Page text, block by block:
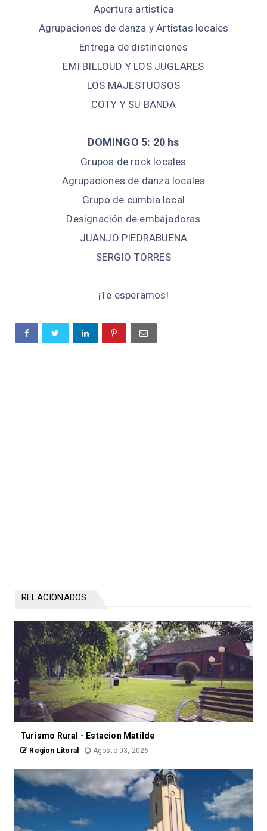
Apertura artistica
Agrupaciones de danza y Artistas locales
Entrega de distinciones
EMI BILLOUD Y LOS JUGLARES
LOS MAJESTUOSOS
COTY Y SU BANDA
DOMINGO 5: 20 hs
Grupos de rock locales
Agrupaciones de danza locales
Grupo de cumbia local
Designación de embajadoras
JUANJO PIEDRABUENA
SERGIO TORRES
¡Te esperamos!
RELACIONADOS
Turismo Rural - Estacion Matilde
Region Litoral Agosto 03, 2026